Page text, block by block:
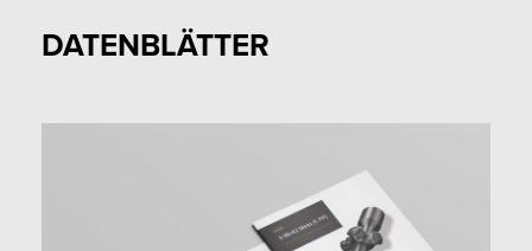
DATENBLÄTTER